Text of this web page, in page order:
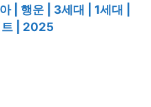
| 행운 | 3세대 | 1세대 |
트 | 2025